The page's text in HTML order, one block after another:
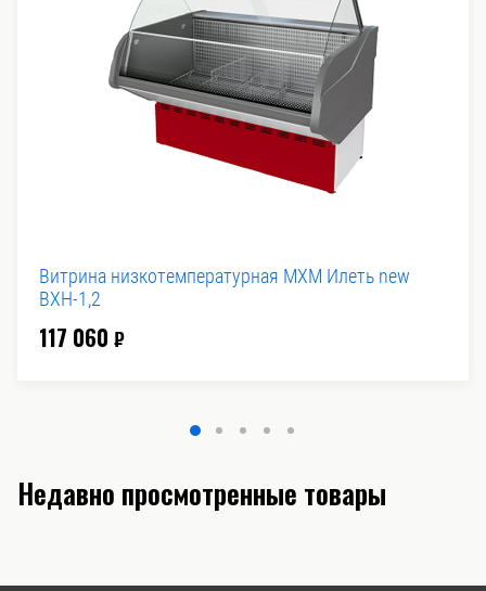
Витрина низкотемпературная MXM Илеть new
ВХН-1,2
117 060 ₽
Недавно просмотренные товары